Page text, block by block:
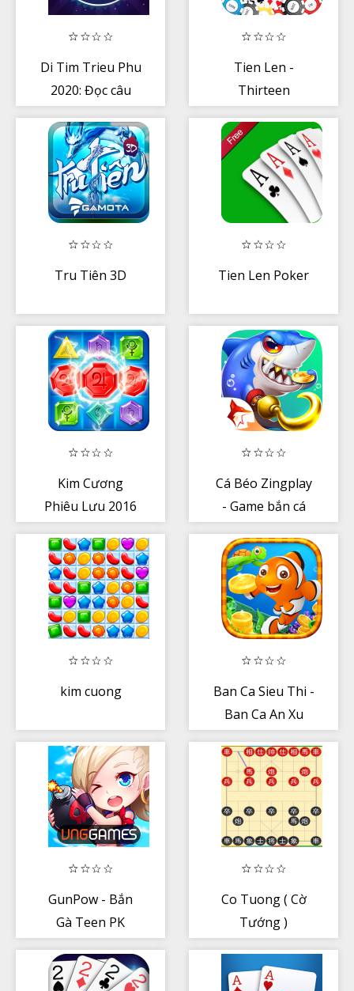
Di Tim Trieu Phu
2020: Đọc câu
án
Tien Len -
Thirteen
Tru Tiên 3D Tien Len Poker
Kim Cương
Phiêu Lưu 2016
Cá Béo Zingplay
- Game bắn cá
mới
kim cuong
Ban Ca Sieu Thi -
Ban Ca An Xu
GunPow - Bắn
Gà Teen PK
Co Tuong ( Cờ
Tướng )